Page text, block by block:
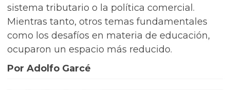
sistema tributario o la política comercial.
Mientras tanto, otros temas fundamentales
como los desafíos en materia de educación,
ocuparon un espacio más reducido.
Por Adolfo Garcé